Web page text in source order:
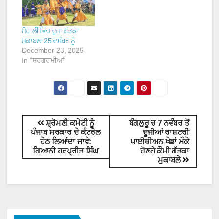
ਮੋਹਾਲੀ ਵਿੱਚ ਦੂਜਾ ਗੱਤਕਾ
ਮੁਕਾਬਲਾ 25 ਦਸੰਬਰ ਨੂੰ
December 23, 2025
In "ਸਰਗਰਮੀਆਂ"
ਬੰਗਲੁਰੂ ਚ 7 ਨਵੰਬਰ ਤੋਂ
ਦੂਜੀਆਂ ਰਾਸ਼ਟਰੀ
ਪਾਈਥੀਅਨ ਖੇਡਾਂ ਮੌਕੇ
ਹੋਣਗੇ ਕੌਮੀ ਗੱਤਕਾ
ਮੁਕਾਬਲੇ
ਸ਼੍ਰੋਮਣੀ ਕਮੇਟੀ ਨੂੰ
ਪੰਜਾਬ ਸਰਕਾਰ ਦੇ ਕੰਟਰੋਲ
ਹੇਠ ਲਿਆਂਦਾ ਜਾਵੇ:
ਗਿਆਨੀ ਹਰਪ੍ਰੀਤ ਸਿੰਘ